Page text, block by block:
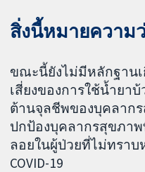
สิ่งนี้หมายความ
ขณะนี้ยังไม่มีหลักฐาน
เสี่ยงของการใช้น้ำยา
ต้านจุลชีพของบุคลาก
ปกป้องบุคลากรสุขภา
ลอยในผู้ป่วยที่ไม่ทราบ
COVID-19